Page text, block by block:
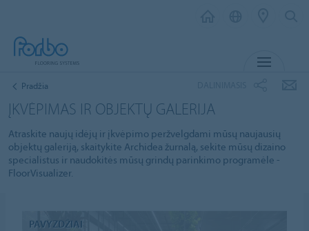
Pradžia
ĮKVĖPIMAS IR OBJEKTŲ GALERIJA
Atraskite naujų idėjų ir įkvėpimo peržvelgdami mūsų naujausių
objektų galeriją, skaitykite Archidea žurnalą, sekite mūsų dizaino
specialistus ir naudokitės mūsų grindų parinkimo programėle -
FloorVisualizer.
PAVYZDŽIAI